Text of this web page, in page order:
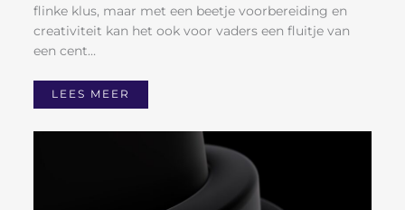
flinke klus, maar met een beetje voorbereiding en
creativiteit kan het ook voor vaders een fluitje van
een cent…
LEES MEER